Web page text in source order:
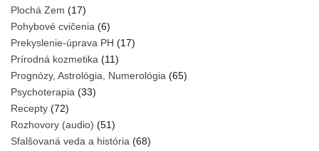
Plochá Zem (17)
Pohybové cvičenia (6)
Prekyslenie-úprava PH (17)
Prírodná kozmetika (11)
Prognózy, Astrológia, Numerológia (65)
Psychoterapia (33)
Recepty (72)
Rozhovory (audio) (51)
Sfalšovaná veda a história (68)